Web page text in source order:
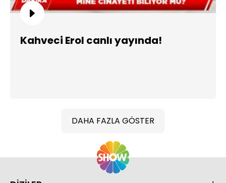
Kahveci Erol canlı yayında!
DAHA FAZLA GÖSTER